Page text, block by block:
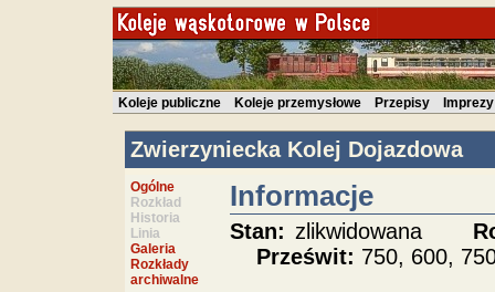
Koleje publiczne Koleje przemysłowe Przepisy Imprezy
Zwierzyniecka Kolej Dojazdowa
Ogólne
Rozkład
Historia
Linia
Galeria
Rozkłady
archiwalne
Informacje
Stan: zlikwidowana
Prześwit: 750, 600,